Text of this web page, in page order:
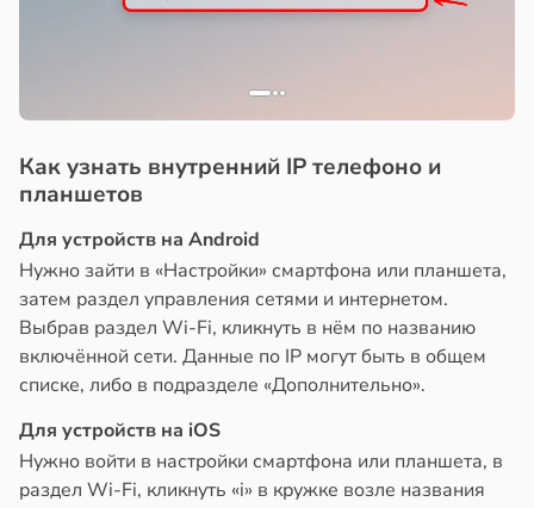
Как узнать внутренний IP телефоно и
планшетов
Для устройств на Android
Нужно зайти в «Настройки» смартфона или планшета,
затем раздел управления сетями и интернетом.
Выбрав раздел Wi-Fi, кликнуть в нём по названию
включённой сети. Данные по IP могут быть в общем
списке, либо в подразделе «Дополнительно».
Для устройств на iOS
Нужно войти в настройки смартфона или планшета, в
раздел Wi-Fi, кликнуть «i» в кружке возле названия